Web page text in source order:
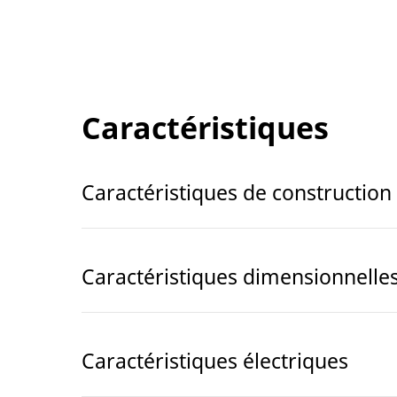
Caractéristiques
Caractéristiques de construction
Caractéristiques
Caractéristiques électriques